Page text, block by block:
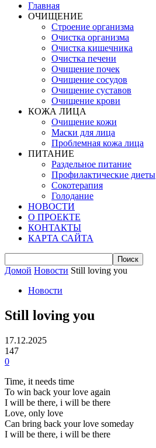
Главная
ОЧИЩЕНИЕ
Строение организма
Очистка организма
Очистка кишечника
Очистка печени
Очищение почек
Очищение сосудов
Очищение суставов
Очищение крови
КОЖА ЛИЦА
Очищение кожи
Маски для лица
Проблемная кожа лица
ПИТАНИЕ
Раздельное питание
Профилактические диеты
Сокотерапия
Голодание
НОВОСТИ
О ПРОЕКТЕ
КОНТАКТЫ
КАРТА САЙТА
Домой Новости Still loving you
Новости
Still loving you
17.12.2025
147
0
Time, it needs time
To win back your love again
I will be there, i will be there
Love, only love
Can bring back your love someday
I will be there, i will be there